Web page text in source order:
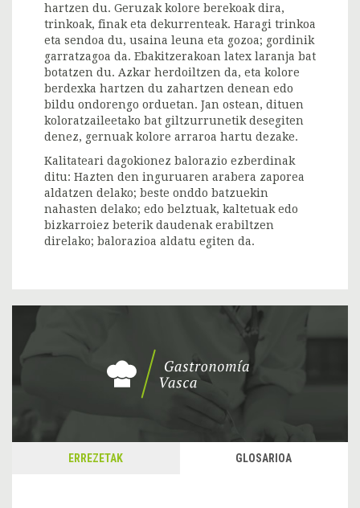
hartzen du. Geruzak kolore berekoak dira,
trinkoak, finak eta dekurrenteak. Haragi trinkoa
eta sendoa du, usaina leuna eta gozoa; gordinik
garratzagoa da. Ebakitzerakoan latex laranja bat
botatzen du. Azkar herdoiltzen da, eta kolore
berdexka hartzen du zahartzen denean edo
bildu ondorengo orduetan. Jan ostean, dituen
koloratzaileetako bat giltzurrunetik desegiten
denez, gernuak kolore arraroa hartu dezake.
Kalitateari dagokionez balorazio ezberdinak
ditu: Hazten den inguruaren arabera zaporea
aldatzen delako; beste onddo batzuekin
nahasten delako; edo belztuak, kaltetuak edo
bizkarroiez beterik daudenak erabiltzen
direlako; balorazioa aldatu egiten da.
ERREZETAK GLOSARIOA